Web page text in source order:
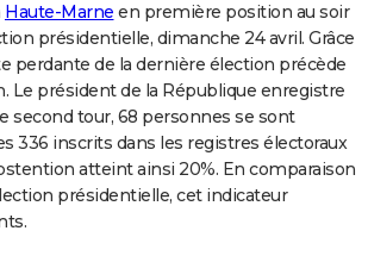
Haute-Marne en première position au soir
présidentielle, dimanche 24 avril. Grâce
perdante de la dernière élection précède
Le président de la République enregistre
second tour, 68 personnes se sont
336 inscrits dans les registres électoraux
atteint ainsi 20%. En comparaison
présidentielle, cet indicateur